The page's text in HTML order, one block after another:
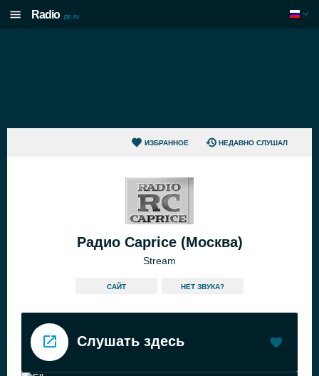
Radio .pp.ru
ИЗБРАННОЕ НЕДАВНО СЛУШАЛ
Радио Caprice (Москва)
Stream
САЙТ HЕТ ЗВУКА?
Слушать здесь